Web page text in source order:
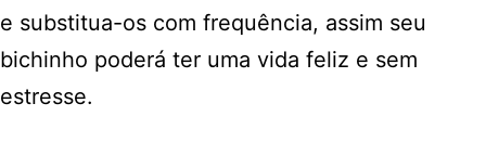
e substitua-os com frequência, assim seu
bichinho poderá ter uma vida feliz e sem
estresse.